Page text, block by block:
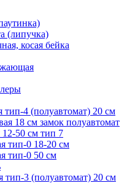
(липучка)
косая бейка
4 (полуавтомат) 20 см
18 см замок полуавтомат
50 см тип 7
тип-0 18-20 см
тип-0 50 см
3 (полуавтомат) 20 см